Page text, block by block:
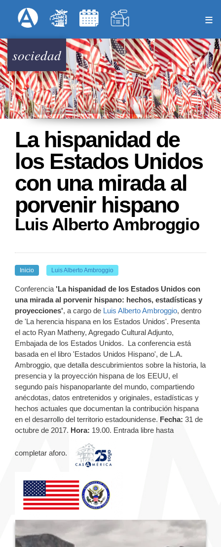
al
principal
Menú Superior
sociedad
La hispanidad de
los Estados Unidos
con una mirada al
porvenir hispano
Luis Alberto Ambroggio
Inicio Luis Alberto Ambroggio
Conferencia 'La hispanidad de los Estados Unidos con
una mirada al porvenir hispano: hechos, estadísticas y
proyecciones', a cargo de Luis Alberto Ambroggio, dentro
de 'La herencia hispana en los Estados Unidos'. Presenta
el acto Ryan Matheny, Agregado Cultural Adjunto,
Embajada de los Estados Unidos. La conferencia está
basada en el libro 'Estados Unidos Hispano', de L.A.
Ambroggio, que detalla descubrimientos sobre la historia, la
presencia y la proyección hispana de los EEUU, el
segundo país hispanoparlante del mundo, compartiendo
anécdotas, datos entretenidos y originales, estadísticas y
hechos actuales que documentan la contribución hispana
en el desarrollo del territorio estadounidense. Fecha: 31 de
octubre de 2017. Hora: 19.00. Entrada libre hasta
completar aforo.